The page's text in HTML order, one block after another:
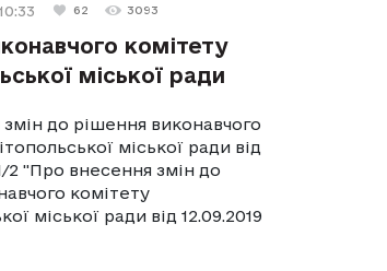
62 3093
комітету
міської ради
до рішення виконавчого
міської ради від
2 "Про внесення змін до
комітету
міської ради від 12.09.2019